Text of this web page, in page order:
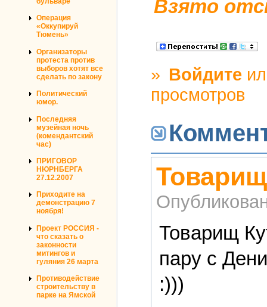
Операция
«Оккупируй
Тюмень»
Организаторы
протеста против
выборов хотят все
сделать по закону
Политический
юмор.
Последняя
музейная ночь
(комендантский
час)
ПРИГОВОР
НЮРНБЕРГА
27.12.2007
Приходите на
демонстрацию 7
ноября!
Проект РОССИЯ -
что сказать о
законности
митингов и
гуляния 26 марта
Противодействие
строительству в
парке на Ямской
Взято
» Войдите
просмотров
Товарищ
пару с
:)))